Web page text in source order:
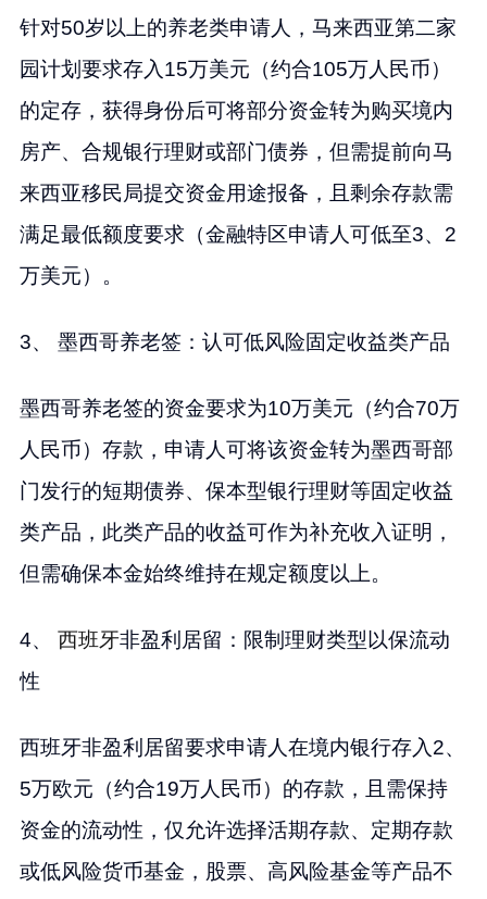
针对50岁以上的养老类申请人，马来西亚第二家
园计划要求存入15万美元（约合105万人民币）
的定存，获得身份后可将部分资金转为购买境内
房产、合规银行理财或部门债券，但需提前向马
来西亚移民局提交资金用途报备，且剩余存款需
满足最低额度要求（金融特区申请人可低至3、2
万美元）。
3、 墨西哥养老签：认可低风险固定收益类产品
墨西哥养老签的资金要求为10万美元（约合70万
人民币）存款，申请人可将该资金转为墨西哥部
门发行的短期债券、保本型银行理财等固定收益
类产品，此类产品的收益可作为补充收入证明，
但需确保本金始终维持在规定额度以上。
4、 西班牙非盈利居留：限制理财类型以保流动
性
西班牙非盈利居留要求申请人在境内银行存入2、
5万欧元（约合19万人民币）的存款，且需保持
资金的流动性，仅允许选择活期存款、定期存款
或低风险货币基金，股票、高风险基金等产品不